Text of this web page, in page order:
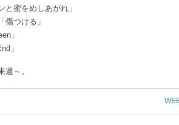
と蜜をめしあがれ」
傷つける」
」
」
週～。